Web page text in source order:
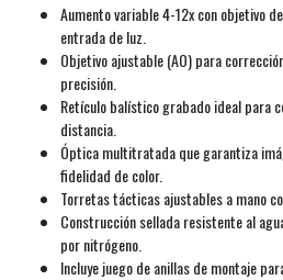
Aumento variable 4-12x con objetivo
entrada de luz.
Objetivo ajustable (AO) para
precisión.
Retículo balístico grabado ideal para
distancia.
Óptica multitratada que garantiza
fidelidad de color.
Torretas tácticas ajustables a mano
Construcción sellada resistente al
por nitrógeno.
Incluye juego de anillas de montaje